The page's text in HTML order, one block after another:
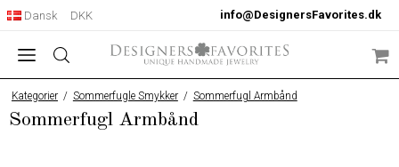
info@DesignersFavorites.dk
Dansk DKK
Kategorier / Sommerfugle Smykker / Sommerfugl Armbånd
Sommerfugl Armbånd